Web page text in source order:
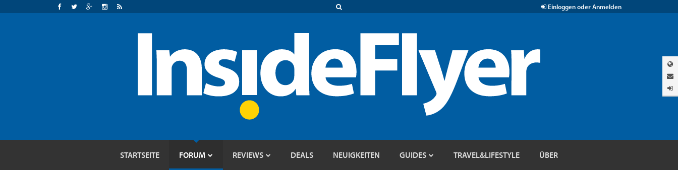
Einloggen oder Anmelden
STARTSEITE FORUM REVIEWS DEALS NEUIGKEITEN GUIDES TRAVEL&LIFESTYLE ÜBER